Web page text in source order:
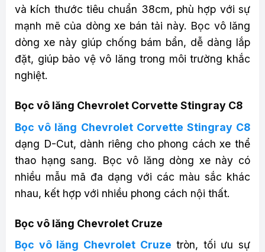
và kích thước tiêu chuẩn 38cm, phù hợp với sự
mạnh mẽ của dòng xe bán tải này. Bọc vô lăng
dòng xe này giúp chống bám bẩn, dễ dàng lắp
đặt, giúp bảo vệ vô lăng trong môi trường khắc
nghiệt.
Bọc vô lăng Chevrolet Corvette Stingray C8
Bọc vô lăng Chevrolet Corvette Stingray C8
dạng D-Cut, dành riêng cho phong cách xe thể
thao hạng sang. Bọc vô lăng dòng xe này có
nhiều mẫu mã đa dạng với các màu sắc khác
nhau, kết hợp với nhiều phong cách nội thất.
Bọc vô lăng Chevrolet Cruze
Bọc vô lăng Chevrolet Cruze tròn, tối ưu sự